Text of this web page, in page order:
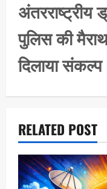
a
t
i
o
अंतरराष्ट्रीय
पुलिस की
दिलाया संकल्प
RELATED POST